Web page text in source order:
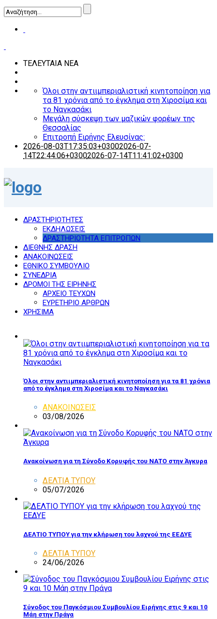
ΤΕΛΕΥΤΑΙΑ ΝΕΑ
Όλοι στην αντιιμπεριαλιστική κινητοποίηση για
τα 81 χρόνια από το έγκλημα στη Χιροσίμα και
το Ναγκασάκι
Μεγάλη σύσκεψη των μαζικών φορέων της
Θεσσαλίας
Επιτροπή Ειρήνης Ελευσίνας:
2026-08-03T17:35:03+03002026-07-
14T22:44:06+03002026-07-14T11:41:02+0300
ΔΡΑΣΤΗΡΙΟΤΗΤΕΣ
ΕΚΔΗΛΩΣΕΙΣ
ΔΡΑΣΤΗΡΙΟΤΗΤΑ ΕΠΙΤΡΟΠΩΝ
ΔΙΕΘΝΗΣ ΔΡΑΣΗ
ΑΝΑΚΟΙΝΩΣΕΙΣ
ΕΘΝΙΚΟ ΣΥΜΒΟΥΛΙΟ
ΣΥΝΕΔΡΙΑ
ΔΡΟΜΟΙ ΤΗΣ ΕΙΡΗΝΗΣ
ΑΡΧΕΙΟ ΤΕΥΧΩΝ
ΕΥΡΕΤΗΡΙΟ ΑΡΘΡΩΝ
ΧΡΗΣΙΜΑ
Όλοι στην αντιιμπεριαλιστική κινητοποίηση για τα 81 χρόνια
από το έγκλημα στη Χιροσίμα και το Ναγκασάκι
ΑΝΑΚΟΙΝΩΣΕΙΣ
03/08/2026
Ανακοίνωση για τη Σύνοδο Κορυφής του ΝΑΤΟ στην Άγκυρα
ΔΕΛΤΙΑ ΤΥΠΟΥ
05/07/2026
ΔΕΛΤΙΟ ΤΥΠΟΥ για την κλήρωση του λαχνού της ΕΕΔΥΕ
ΔΕΛΤΙΑ ΤΥΠΟΥ
24/06/2026
Σύνοδος του Παγκόσμιου Συμβουλίου Ειρήνης στις 9 και 10
Μάη στην Πράγα